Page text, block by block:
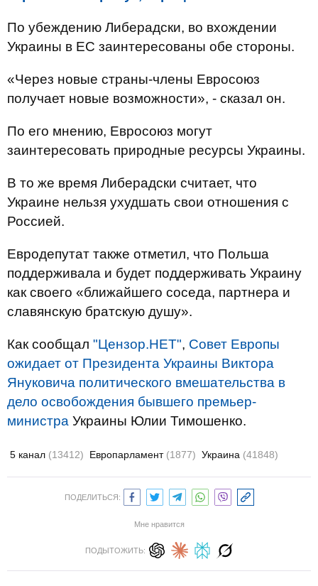
По убеждению Либерадски, во вхождении
Украины в ЕС заинтересованы обе стороны.
«Через новые страны-члены Евросоюз
получает новые возможности», - сказал он.
По его мнению, Евросоюз могут
заинтересовать природные ресурсы Украины.
В то же время Либерадски считает, что
Украине нельзя ухудшать свои отношения с
Россией.
Евродепутат также отметил, что Польша
поддерживала и будет поддерживать Украину
как своего «ближайшего соседа, партнера и
славянскую братскую душу».
Как сообщал "Цензор.НЕТ", Совет Европы
ожидает от Президента Украины Виктора
Януковича политического вмешательства в
дело освобождения бывшего премьер-
министра Украины Юлии Тимошенко.
5 канал (13412) Европарламент (1877) Украина (41848)
ПОДЕЛИТЬСЯ:
Мне нравится
ПОДЫТОЖИТЬ: